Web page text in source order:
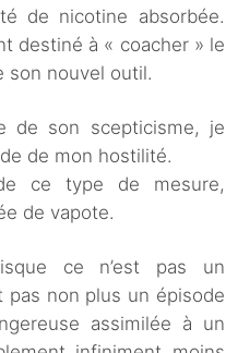
de nicotine absorbée.
destiné à « coacher » le
son nouvel outil.
de son scepticisme, je
de mon hostilité.
ce type de mesure,
de vapote.
ce n’est pas un
pas non plus un épisode
assimilée à un